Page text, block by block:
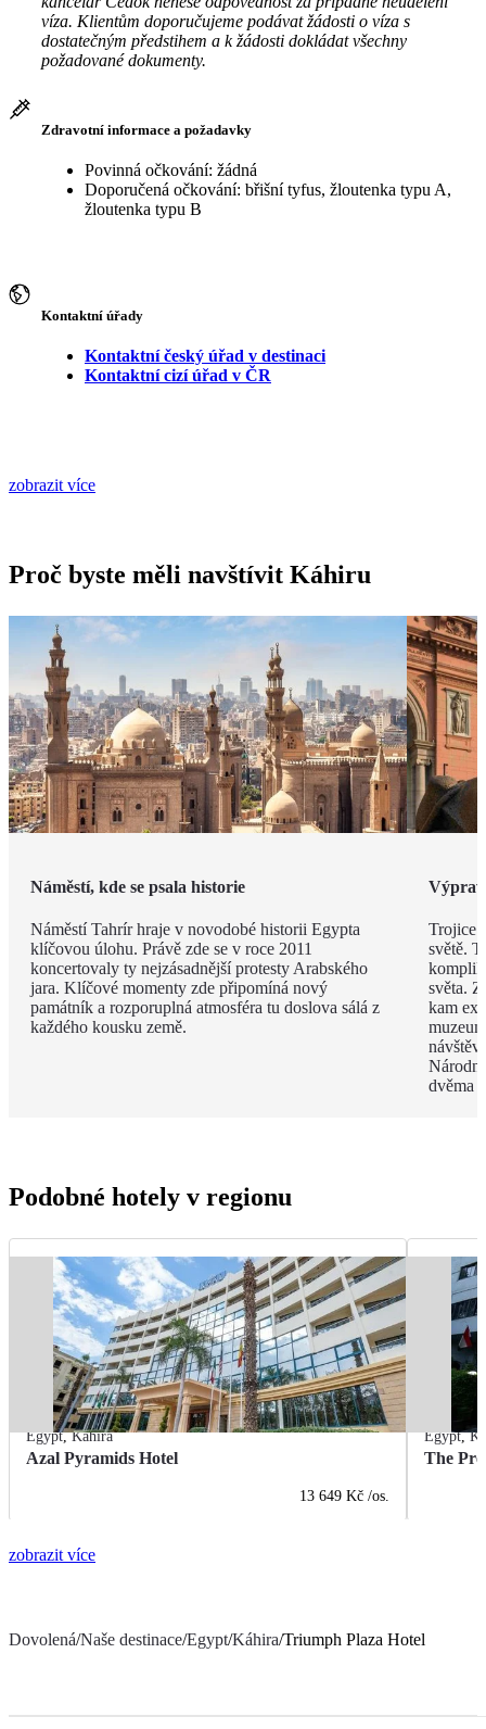
víza. Klientům doporučujeme podávat žádosti o víza s
dostatečným předstihem a k žádosti dokládat všechny
požadované dokumenty.
Zdravotní informace a požadavky
Povinná očkování: žádná
Doporučená očkování: břišní tyfus, žloutenka typu A,
žloutenka typu B
Kontaktní úřady
Kontaktní český úřad v destinaci
Kontaktní cizí úřad v ČR
zobrazit více
Proč byste měli navštívit Káhiru
Náměstí, kde se psala historie
Náměstí Tahrír hraje v novodobé historii Egypta
klíčovou úlohu. Právě zde se v roce 2011
koncertovaly ty nejzásadnější protesty Arabského
jara. Klíčové momenty zde připomíná nový
památník a rozporuplná atmosféra tu doslova sálá z
každého kousku země.
Trojice
světě.
světa.
kam
dvěma
Podobné hotely v regionu
Egypt,Káhira
Azal Pyramids Hotel
13 649 Kč /os.
Egypt,
The
zobrazit více
Dovolená/Naše destinace/Egypt/Káhira/Triumph Plaza Hotel